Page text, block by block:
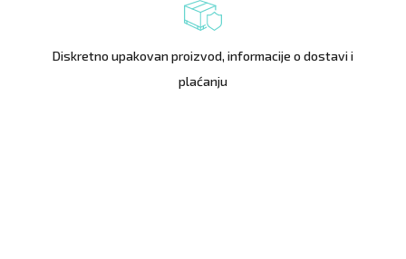
Diskretno upakovan proizvod, informacije o dostavi i
plaćanju